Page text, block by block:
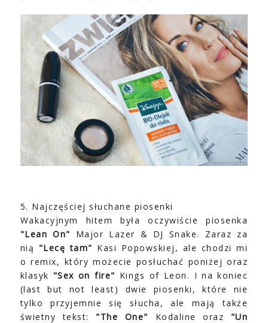
5. Najczęściej słuchane piosenki
Wakacyjnym hitem była oczywiście piosenka
"Lean On" Major Lazer & DJ Snake. Zaraz za
nią "Lecę tam" Kasi Popowskiej, ale chodzi mi
o remix, który możecie posłuchać poniżej oraz
klasyk "Sex on fire" Kings of Leon. I na koniec
(last but not least) dwie piosenki, które nie
tylko przyjemnie się słucha, ale mają także
świetny tekst: "The One" Kodaline oraz "Un